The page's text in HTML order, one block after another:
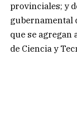
provinciales; y
gubernamental
que se agregan
de Ciencia y